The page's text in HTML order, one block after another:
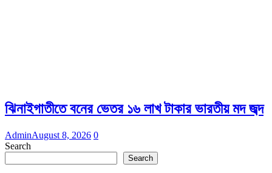
ঝিনাইগাতীতে বনের ভেতর ১৬ লাখ টাকার ভারতীয় মদ জব্দ
AdminAugust 8, 2026 0
Search
Search